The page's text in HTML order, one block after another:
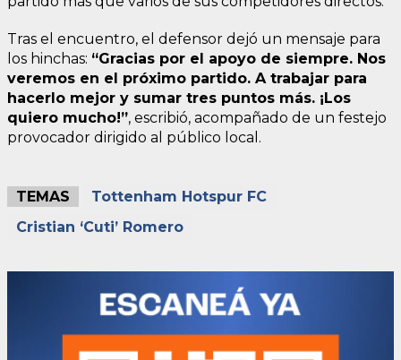
Tras el encuentro, el defensor dejó un mensaje para
los hinchas: “Gracias por el apoyo de siempre. Nos
veremos en el próximo partido. A trabajar para
hacerlo mejor y sumar tres puntos más. ¡Los
quiero mucho!”, escribió, acompañado de un festejo
provocador dirigido al público local.
TEMAS
Tottenham Hotspur FC
Cristian ‘Cuti’ Romero